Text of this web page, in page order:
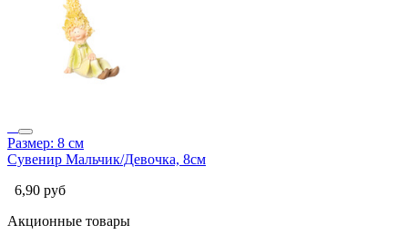
Размер: 8 см
Сувенир Мальчик/Девочка, 8см
6,90 руб
Акционные товары